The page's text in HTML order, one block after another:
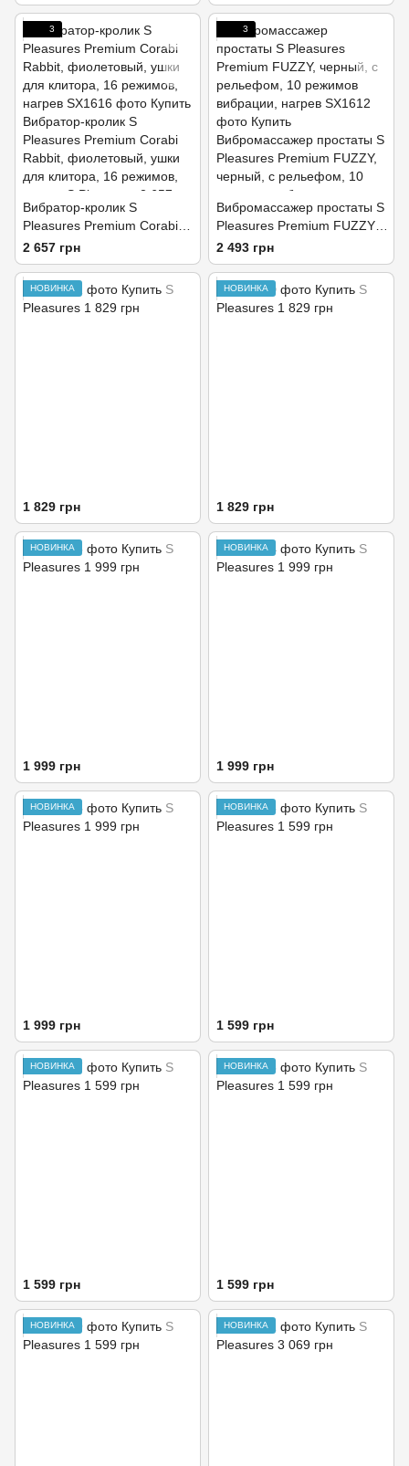
точки G, 10 режимов
видов вибрации, нагрев
3
Вибратор-кролик S
Pleasures Premium Corabi
Rabbit, фиолетовый, ушки
для клитора, 16 режимов,
нагрев
2 657 грн
3
Вибромассажер простаты S
Pleasures Premium FUZZY,
черный, с рельефом, 10
режимов вибрации, нагрев
2 493 грн
НОВИНКА
1 829 грн
НОВИНКА
1 829 грн
НОВИНКА
1 999 грн
НОВИНКА
1 999 грн
НОВИНКА
1 999 грн
НОВИНКА
1 599 грн
НОВИНКА
1 599 грн
НОВИНКА
1 599 грн
НОВИНКА НОВИНКА